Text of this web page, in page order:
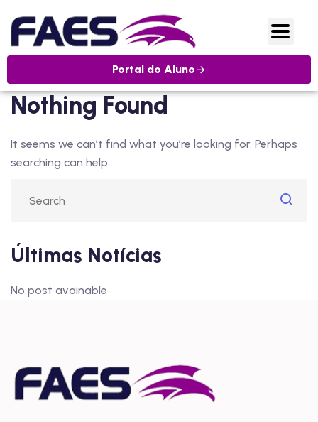
Portal do Aluno
Nothing Found
It seems we can’t find what you’re looking for. Perhaps
searching can help.
Últimas Notícias
No post avainable